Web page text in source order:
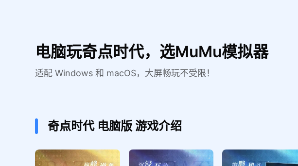
电脑玩奇点时代，选MuMu模拟器
适配 Windows 和 macOS，大屏畅玩不受限！
奇点时代 电脑版 游戏介绍